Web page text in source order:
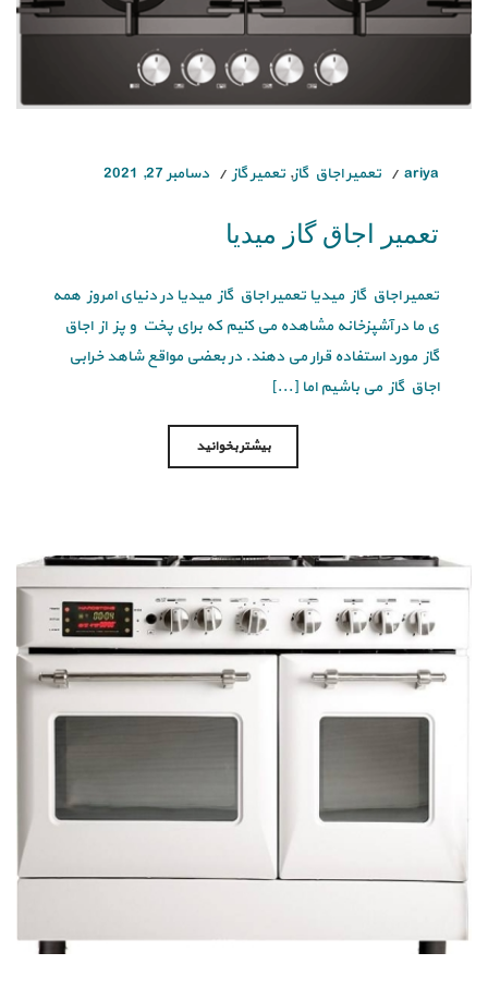
ariya تعمیر اجاق گاز, تعمیر گاز دسامبر 27, 2021
تعمیر اجاق گاز میدیا
تعمیر اجاق گاز میدیا تعمیر اجاق گاز میدیا در دنیای امروز همه
ی ما در آشپزخانه مشاهده می کنیم که برای پخت و پز از اجاق
گاز مورد استفاده قرار می دهند. در بعضی مواقع شاهد خرابی
اجاق گاز می باشیم اما [...]
بیشتر بخوانید